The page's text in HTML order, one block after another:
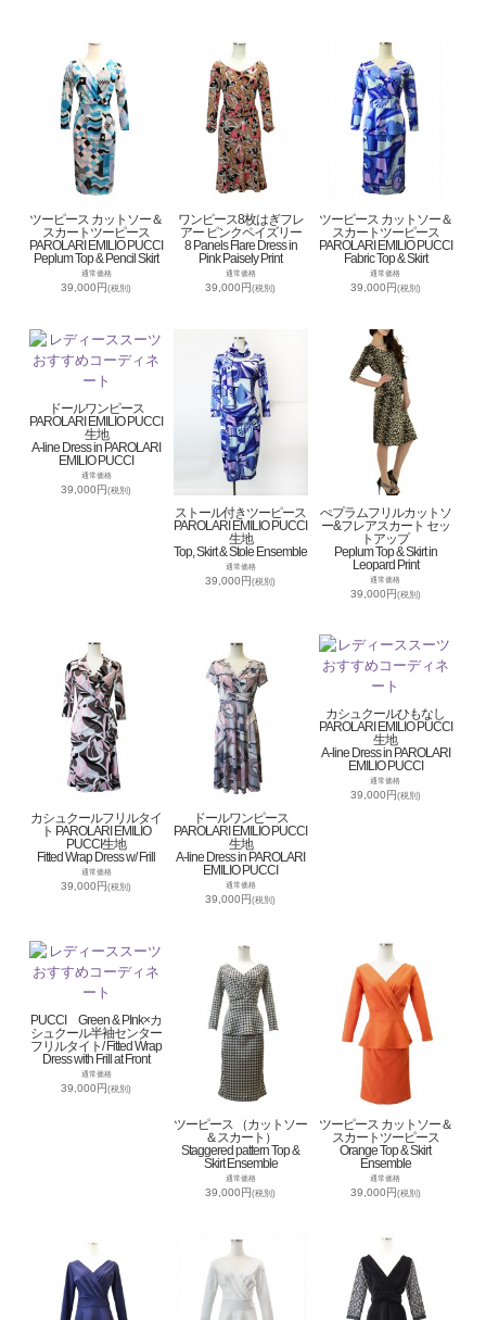
ツーピース カットソー＆
スカートツーピース
PAROLARI EMILIO PUCCI
Peplum Top & Pencil Skirt
通常価格
39,000円(税別)
ワンピース8枚はぎフレ
アー ピンクペイズリー
8 Panels Flare Dress in
Pink Paisely Print
通常価格
39,000円(税別)
ツーピース カットソー＆
スカートツーピース
PAROLARI EMILIO PUCCI
Fabric Top & Skirt
通常価格
39,000円(税別)
ドールワンピース
PAROLARI EMILIO PUCCI
生地
A-line Dress in PAROLARI
EMILIO PUCCI
通常価格
39,000円(税別)
ストール付きツーピース
PAROLARI EMILIO PUCCI
生地
Top, Skirt & Stole Ensemble
通常価格
39,000円(税別)
ぺプラムフリルカットソ
ー&フレアスカート セッ
トアップ
Peplum Top & Skirt in
Leopard Print
通常価格
39,000円(税別)
カシュクールフリルタイ
ト PAROLARI EMILIO
PUCCI生地
Fitted Wrap Dress w/ Frill
通常価格
39,000円(税別)
ドールワンピース
PAROLARI EMILIO PUCCI
生地
A-line Dress in PAROLARI
EMILIO PUCCI
通常価格
39,000円(税別)
カシュクールひもなし
PAROLARI EMILIO PUCCI
生地
A-line Dress in PAROLARI
EMILIO PUCCI
通常価格
39,000円(税別)
PUCCI Green & PInk×カ
シュクール半袖センター
フリルタイト/ Fitted Wrap
Dress with Frill at Front
通常価格
39,000円(税別)
ツーピース （カットソー
＆スカート）
Staggered pattern Top &
Skirt Ensemble
通常価格
39,000円(税別)
ツーピース カットソー＆
スカートツーピース
Orange Top & Skirt
Ensemble
通常価格
39,000円(税別)